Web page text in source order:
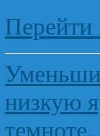
Перейти
низкую